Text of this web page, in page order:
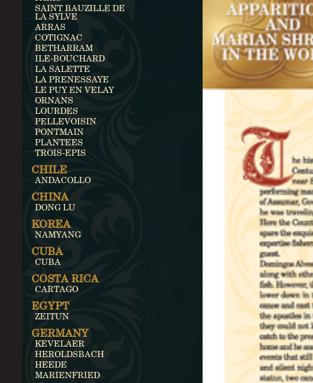
SAINT BAUZILLE DE
LA SYLVE
ARRAS
COTIGNAC
BETHARRAM
ILE-BOUCHARD
LA SALETTE
LA PRENESSAYE
LE PUY EN VELAY
ORNANS
LOURDES
PELLEVOISIN
PONTMAIN
PLANTEES
TROIS-EPIS
CHILE
ANDACOLLO
CHINA
DONG LU
KOREA
NAMYANG
CUBA
CUBA
COSTA RICA
CARTAGO
EGYPT
ZEITUN
GERMANY
KEVELAER
HEROLDSBACH
HEEDE
MARIENFRIED